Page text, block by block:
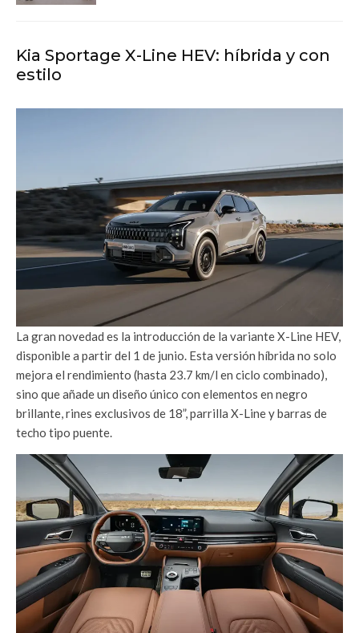
Kia Sportage X-Line HEV: híbrida y con
estilo
La gran novedad es la introducción de la variante X-Line HEV,
disponible a partir del 1 de junio. Esta versión híbrida no solo
mejora el rendimiento (hasta 23.7 km/l en ciclo combinado),
sino que añade un diseño único con elementos en negro
brillante, rines exclusivos de 18”, parrilla X-Line y barras de
techo tipo puente.